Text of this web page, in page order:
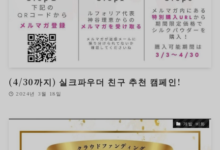
(4/30까지) 실크파우더 친구 추천 캠페인!
2024년 3월 18일
개발 비화